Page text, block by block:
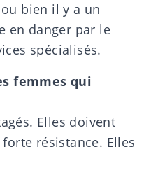
bien il y a un
en danger par le
spécialisés.
femmes qui
Elles doivent
résistance. Elles